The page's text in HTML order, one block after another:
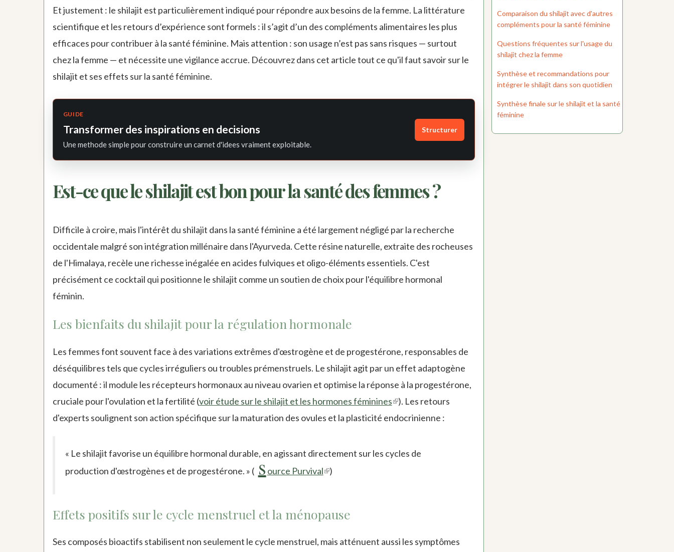
Et justement : le shilajit est particulièrement indiqué pour répondre aux besoins de la femme. La littérature
scientifique et les retours d’expérience sont formels : il s’agit d’un des compléments alimentaires les plus
efficaces pour contribuer à la santé féminine. Mais attention : son usage n’est pas sans risques — surtout
chez la femme — et nécessite une vigilance accrue. Découvrez dans cet article tout ce qu'il faut savoir sur le
shilajit et ses effets sur la santé féminine.
GUIDE
Transformer des inspirations en decisions
Une methode simple pour construire un carnet d'idees vraiment exploitable.
Structurer
Est-ce que le shilajit est bon pour la santé des femmes ?
Difficile à croire, mais l'intérêt du shilajit dans la santé féminine a été largement négligé par la recherche
occidentale malgré son intégration millénaire dans l'Ayurveda. Cette résine naturelle, extraite des rocheuses
de l'Himalaya, recèle une richesse inégalée en acides fulviques et oligo-éléments essentiels. C'est
précisément ce cocktail qui positionne le shilajit comme un soutien de choix pour l'équilibre hormonal
féminin.
Les bienfaits du shilajit pour la régulation hormonale
Les femmes font souvent face à des variations extrêmes d'œstrogène et de progestérone, responsables de
déséquilibres tels que cycles irréguliers ou troubles prémenstruels. Le shilajit agit par un effet adaptogène
documenté : il module les récepteurs hormonaux au niveau ovarien et optimise la réponse à la progestérone,
cruciale pour l'ovulation et la fertilité (voir étude sur le shilajit et les hormones féminines(link
is
). Les retours
d'experts soulignent son action spécifique sur la maturation des ovules et la plasticité endocrinienne :
« Le shilajit favorise un équilibre hormonal durable, en agissant directement sur les cycles de
production d'œstrogènes et de progestérone. » ( s ource Purvival(link
)
Effets positifs sur le cycle menstruel et la ménopause
Ses composés bioactifs stabilisent non seulement le cycle menstruel, mais atténuent aussi les symptômes
Comparaison du shilajit avec d'autres
compléments pour la santé féminine
Questions fréquentes sur l'usage du
shilajit chez la femme
Synthèse et recommandations pour
intégrer le shilajit dans son quotidien
Synthèse finale sur le shilajit et la santé
féminine